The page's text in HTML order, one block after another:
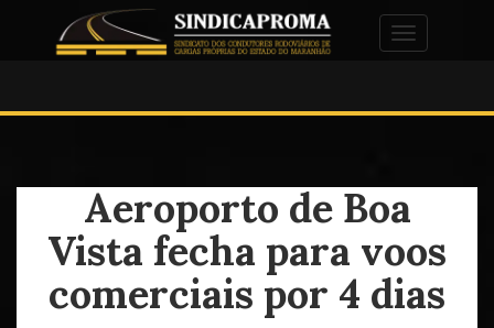
Alternar
Aeroporto de Boa
Vista fecha para voos
comerciais por 4 dias